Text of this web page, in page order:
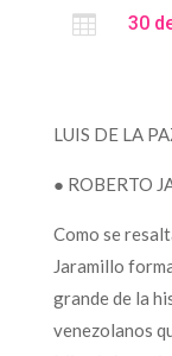
 30
LUIS DE LA
● ROBERTO
Como se
Jaramillo
grande de la
venezolanos